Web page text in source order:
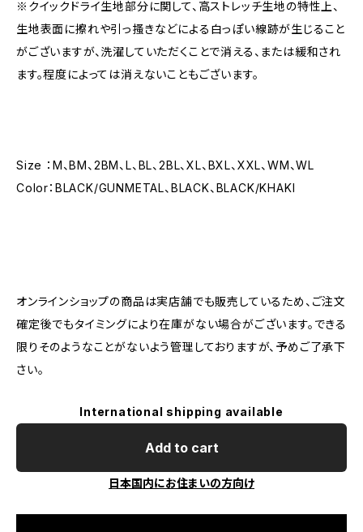
※クイックドライ生地部分に関して、高ストレッチ生地の特性上、
生地表面に擦れや引っ搔きなどによる白っぽい線跡が生じること
がございますが、洗濯していただくことで消える、または緩和され
ます。程度によっては消えないこともございます。
Size ：M、BM、2BM、L、BL、2BL、XL、BXL、XXL、WM、WL
Color：BLACK/GUNMETAL、BLACK、BLACK/KHAKI
オンラインショップの商品は実店舗でも販売しているため、ご注文
確定後でもタイミングにより在庫がない場合がございます。できる
限りそのようなことがないよう管理しておりますが、予めご了承下
さい。
International shipping available
Add to cart
日本国内にお住まいの方向け